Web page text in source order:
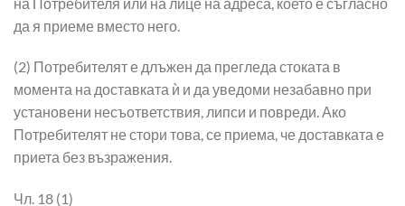
да я приеме вместо него.
(2) Потребителят е длъжен да прегледа стоката в
момента на доставката ѝ и да уведоми незабавно при
установени несъответствия, липси и повреди. Ако
Потребителят не стори това, се приема, че доставката е
приета без възражения.
Чл. 18 (1)